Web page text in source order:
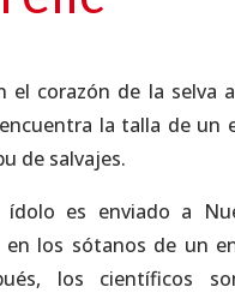
el corazón de la selva
la talla de un
de salvajes.
ídolo es enviado a
en los sótanos de un
los científicos